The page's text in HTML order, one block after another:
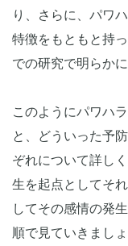
り、さらに、パワ
特徴をもともと持
での研究で明らか
このようにパワハ
と、どういった予
ぞれについて詳し
生を起点としてそ
してその感情の発
順で見ていきましょ